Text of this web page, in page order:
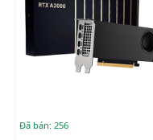
Đã bán: 256